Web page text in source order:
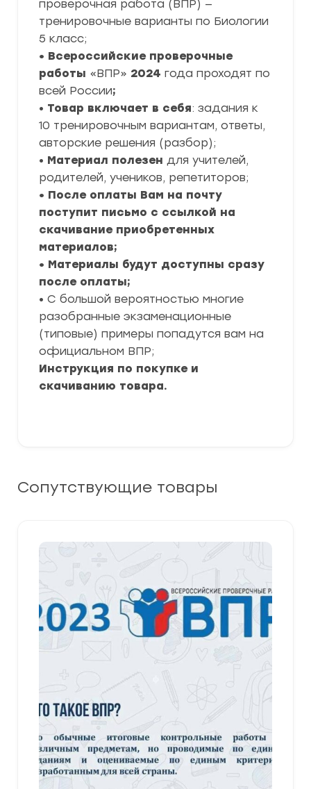
проверочная работа (ВПР) —
тренировочные варианты по Биологии
5 класс;
• Всероссийские проверочные
работы «ВПР» 2024 года проходят по
всей России;
• Товар включает в себя: задания к
10 тренировочным вариантам, ответы,
авторские решения (разбор);
• Материал полезен для учителей,
родителей, учеников, репетиторов;
• После оплаты Вам на почту
поступит письмо с ссылкой на
скачивание приобретенных
материалов;
• Материалы будут доступны сразу
после оплаты;
• С большой вероятностью многие
разобранные экзаменационные
(типовые) примеры попадутся вам на
официальном ВПР;
Инструкция по покупке и
скачиванию товара.
Сопутствующие товары